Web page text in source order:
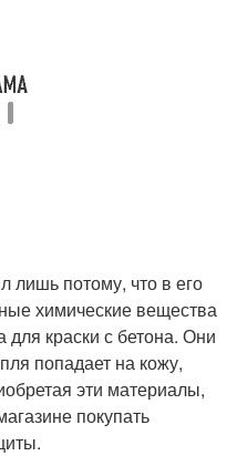
лишь потому, что в его
химические вещества
для краски с бетона. Они
попадает на кожу,
эти материалы,
покупать